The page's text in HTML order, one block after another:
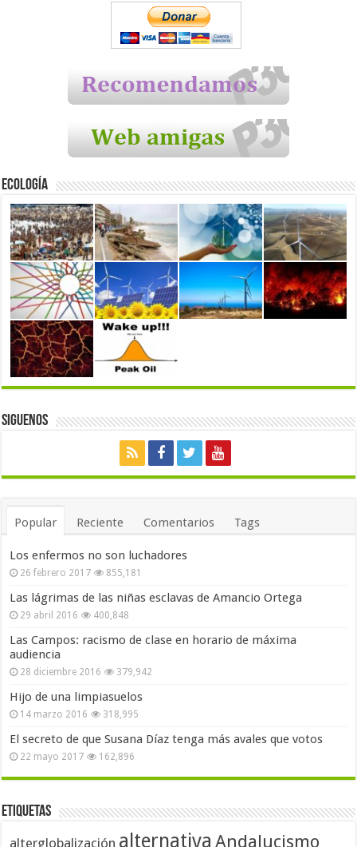
Ecología
Siguenos
Popular Reciente Comentarios Tags
Los enfermos no son luchadores
26 febrero 2017 855,181
Las lágrimas de las niñas esclavas de Amancio Ortega
29 abril 2016 400,848
Las Campos: racismo de clase en horario de máxima
audiencia
28 diciembre 2016 379,942
Hijo de una limpiasuelos
14 marzo 2016 318,995
El secreto de que Susana Díaz tenga más avales que votos
22 mayo 2017 162,896
Etiquetas
alterglobalización alternativa Andalucismo